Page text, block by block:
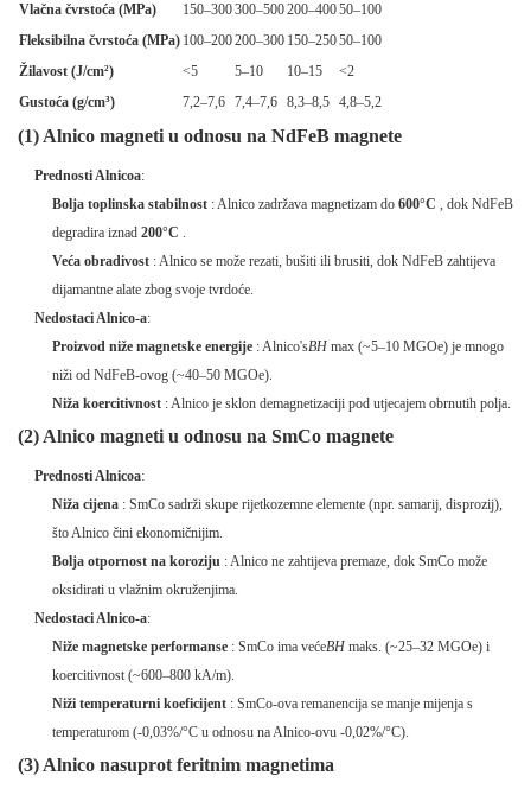
Vlačna čvrstoća (MPa)
150–300300–500200–40050–100
Fleksibilna čvrstoća (MPa) 100–200200–300 150–25050–100
Žilavost (J/cm²)
<5 5–10 10–15
<2
Gustoća (g/cm³)
7,2–7,6 7,4–7,6 8,3–8,5 4,8–5,2
(1) Alnico magneti u odnosu na NdFeB magnete
Prednosti Alnicoa:
Bolja toplinska stabilnost: Alnico zadržava magnetizam do 600°C , dok NdFeB
degradira iznad 200°C .
Veća obradivost: Alnico se može rezati, bušiti ili brusiti, dok NdFeB zahtijeva
dijamantne alate zbog svoje tvrdoće.
Nedostaci Alnico-a:
Proizvod niže magnetske energije: Alnico'sBHmax (~5–10 MGOe) je mnogo
niži od NdFeB-ovog (~40–50 MGOe).
Niža koercitivnost: Alnico je sklon demagnetizaciji pod utjecajem obrnutih polja.
(2) Alnico magneti u odnosu na SmCo magnete
Prednosti Alnicoa:
Niža cijena: SmCo sadrži skupe rijetkozemne elemente (npr. samarij, disprozij),
što Alnico čini ekonomičnijim.
Bolja otpornost na koroziju: Alnico ne zahtijeva premaze, dok SmCo može
oksidirati u vlažnim okruženjima.
Nedostaci Alnico-a:
Niže magnetske performanse: SmCo ima većeBHmaks. (~25–32 MGOe) i
koercitivnost (~600–800 kA/m).
Niži temperaturni koeficijent: SmCo-ova remanencija se manje mijenja s
temperaturom (-0,03%/°C u odnosu na Alnico-ovu -0,02%/°C).
(3) Alnico nasuprot feritnim magnetima